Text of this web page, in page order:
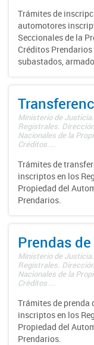
Trámites de
automotores
Seccionales de la
Créditos
subastados,
Ministerio de
Registrales.
Nacionales de la
Créditos ...
Trámites de
inscriptos en los
Propiedad del
Prendarios.
Prendas
Ministerio de
Registrales.
Nacionales de la
Créditos ...
Trámites de prenda
inscriptos en los
Propiedad del
Prendarios.